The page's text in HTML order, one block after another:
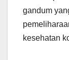
gandum
kesehatan